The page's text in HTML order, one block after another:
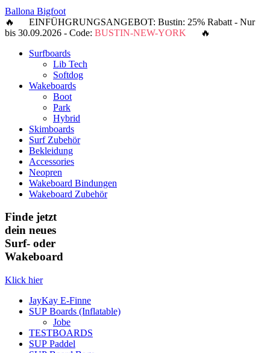
Ballona Bigfoot
🔥 EINFÜHGRUNGSANGEBOT: Bustin: 25% Rabatt - Nur
bis 30.09.2026 - Code: BUSTIN-NEW-YORK 🔥
Surfboards
Lib Tech
Softdog
Wakeboards
Boot
Park
Hybrid
Skimboards
Surf Zubehör
Bekleidung
Accessories
Neopren
Wakeboard Bindungen
Wakeboard Zubehör
Finde jetzt
dein neues
Surf- oder
Wakeboard
Klick hier
JayKay E-Finne
SUP Boards (Inflatable)
Jobe
TESTBOARDS
SUP Paddel